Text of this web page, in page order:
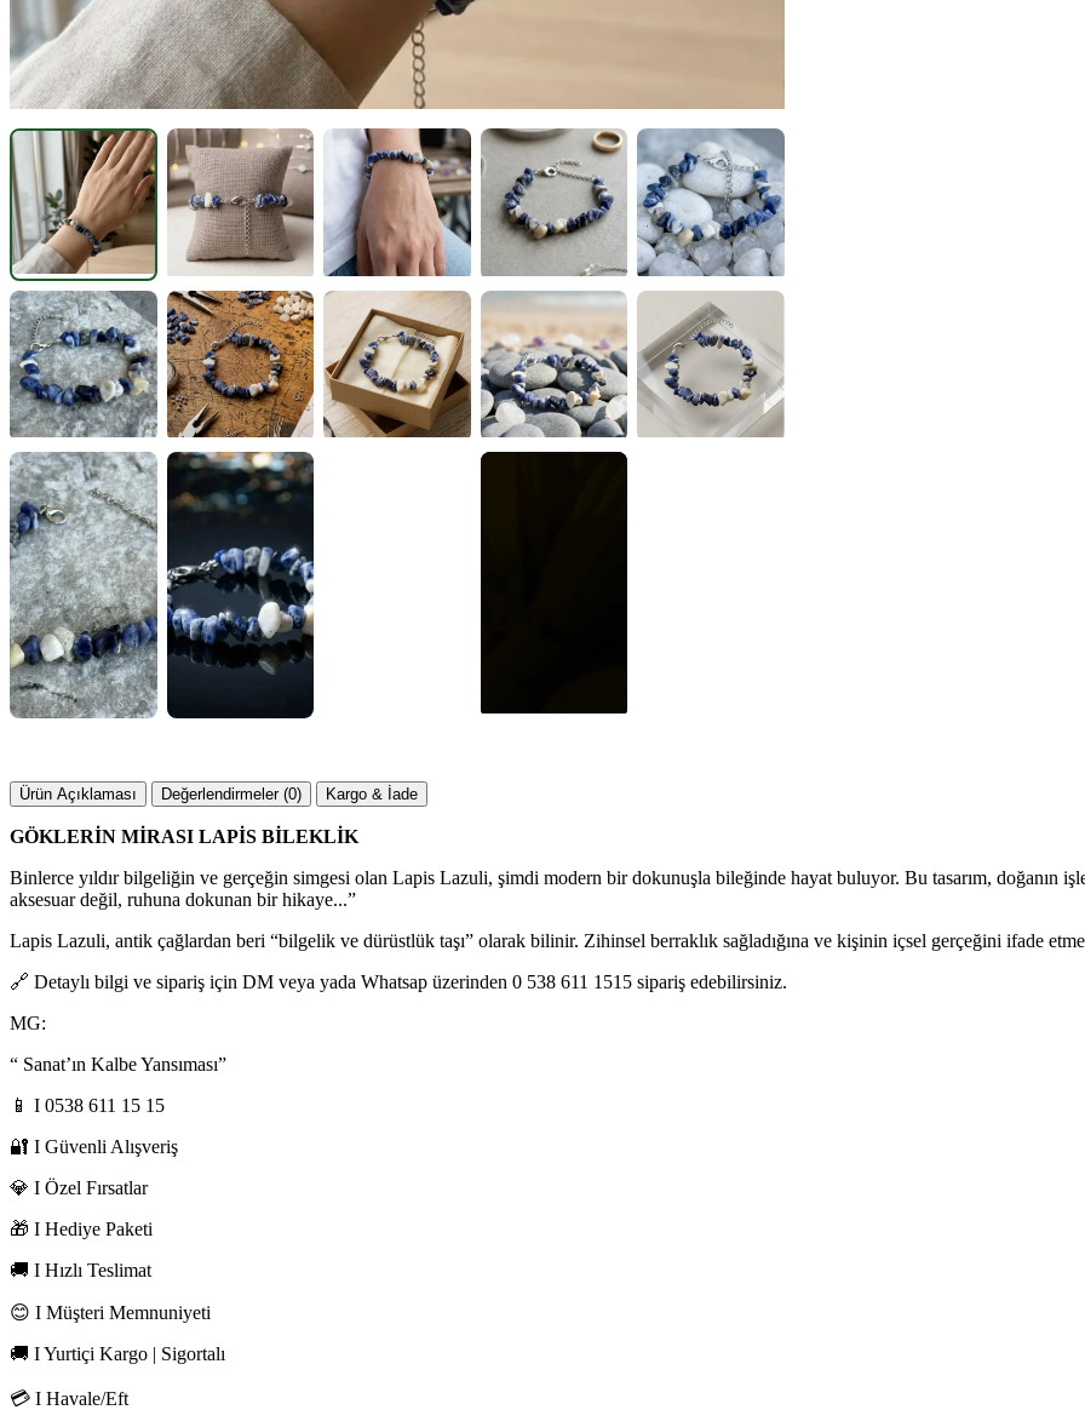
Ürün Açıklaması Değerlendirmeler (0) Kargo & İade
GÖKLERİN MİRASI LAPİS BİLEKLİK
Binlerce yıldır bilgeliğin ve gerçeğin simgesi olan Lapis Lazuli, şimdi modern bir dokunuşla bileğinde hayat buluyor. Bu tasarım, doğanın
aksesuar değil, ruhuna dokunan bir hikaye...”
Lapis Lazuli, antik çağlardan beri “bilgelik ve dürüstlük taşı” olarak bilinir. Zihinsel berraklık sağladığına ve kişinin içsel gerçeğini ifade
🔗 Detaylı bilgi ve sipariş için DM veya yada Whatsap üzerinden 0 538 611 1515 sipariş edebilirsiniz.
MG:
“ Sanat’ın Kalbe Yansıması”
📱 I 0538 611 15 15
🔐 I Güvenli Alışveriş
💎 I Özel Fırsatlar
🎁 I Hediye Paketi
🚚 I Hızlı Teslimat
😊 I Müşteri Memnuniyeti
🚚 I Yurtiçi Kargo | Sigortalı
💳 I Havale/Eft